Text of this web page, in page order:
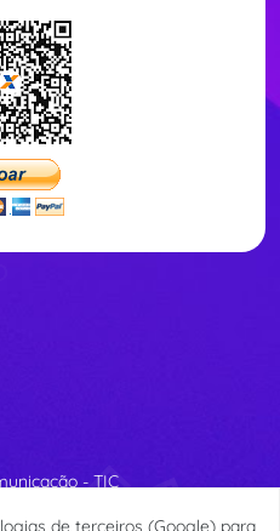
- TIC
de terceiros (Google) para